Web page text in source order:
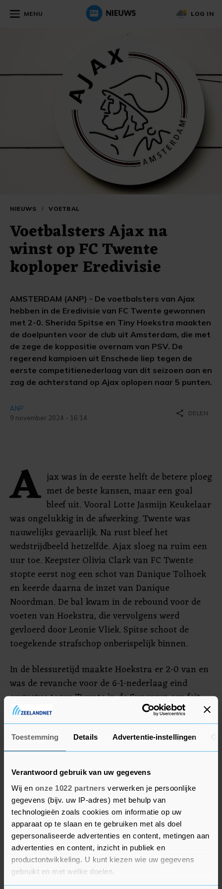
Toestemming Details Advertentie-instellingen
Verantwoord gebruik van uw gegevens
Wij en onze 1022 partners verwerken je persoonlijke
gegevens (bijv. uw IP-adres) met behulp van
technologieën zoals cookies om informatie op uw
apparaat op te slaan en te gebruiken met als doel
gepersonaliseerde advertenties en content, metingen aan
advertenties en content, inzicht in publiek en
productontwikkeling. U kunt kiezen wie uw gegevens
gebruikt en met welke doelen.
MENU LOG IN
NIEUWS / VOETBAL
Voetbalsters Ajax na
winst op FC Twente
koploper Eredivisie
AMSTERDAM (ANP) - De voetbalsters van Ajax
hebben in de Eredivisie van FC Twente gewonnen
met 2-0. Sherida Spitse en Tiny Hoekstra maakten
de doelpunten voor de club uit Amsterdam, die met
de zege de koppositie overnam van PSV. De
regerend kampioen uit Enschede liep tegen de
eerste competitienederlaag van dit seizoen aan en
zag de achterstand op Ajax oplopen naar 5 punten.
ANP
9 november 2024 - 16:14
share DELEN
A jax was in de eerste helft de betere ploeg
met de beste kansen, maar een goal
bleef uit. Vooral Lotte Jasmijn Keukelaar
was ongelukkig in de afwerking. Twente was
nauwelijks gevaarlijk. Na rust bleef het
wedstrijdbeeld hetzelfde. Ajax sloeg na ruim een
uur toe. Keepster Olivia Clark van FC Twente
stopte eerst nog een schot van Danique Tolhoek
en keerde daarna de inzet van Danique
Noordman. De bal kwam in de rebound voor de
voeten van Hoekstra, die vervolgens werd
gevloerd door Leonie Vliek. Spitse schoot de
toegekende strafschop onberispelijk binnen.
In de blessuretijd maakte Hoekstra er 2-0 van en
was de revanche voor de 6-1-nederlaag eind
augustus tegen Twente in de Supercup een feit.
Voor Twente kwam de nederlaag ongelegen. De
ploeg van coach Joran Pot moet woensdag naar
Spanje voor een duel met Real Madrid in de
Champions League.